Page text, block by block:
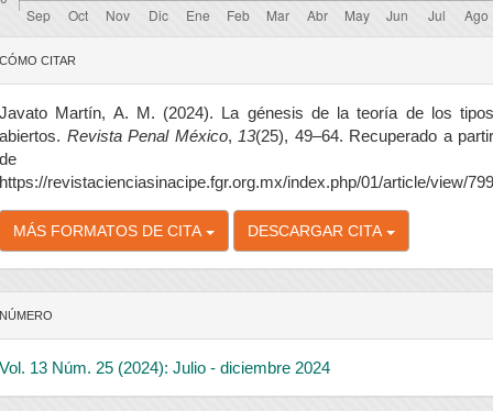
CÓMO CITAR
Javato Martín, A. M. (2024). La génesis de la teoría de los tipos
abiertos. Revista Penal México, 13(25), 49–64. Recuperado a partir
de
https://revistacienciasinacipe.fgr.org.mx/index.php/01/article/view/799
MÁS FORMATOS DE CITA DESCARGAR CITA
NÚMERO
Vol. 13 Núm. 25 (2024): Julio - diciembre 2024